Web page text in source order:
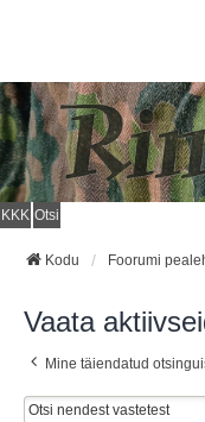
KKK Otsi
Kodu Foorumi
Vaata
Mine täiendatud